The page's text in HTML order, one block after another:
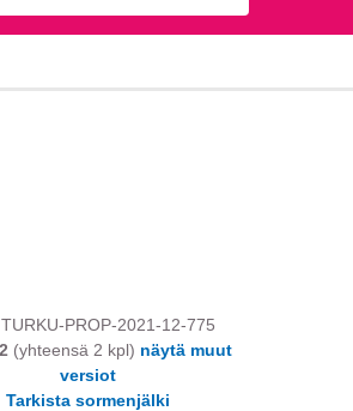
PROP-2021-12-775
(yhteensä 2 kpl) näytä muut
versiot
Tarkista sormenjälki